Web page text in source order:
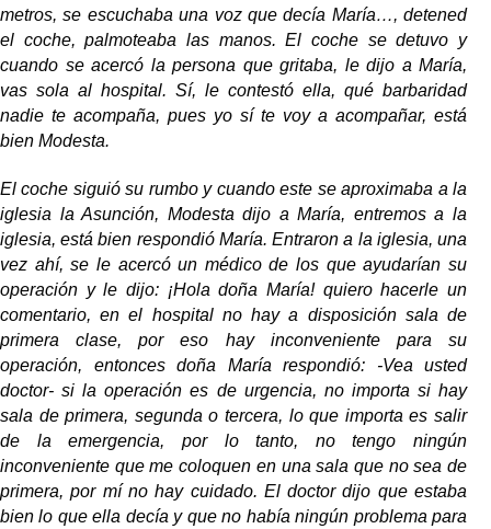
metros, se escuchaba una voz que decía María…, detened
el coche, palmoteaba las manos. El coche se detuvo y
cuando se acercó la persona que gritaba, le dijo a María,
vas sola al hospital. Sí, le contestó ella, qué barbaridad
nadie te acompaña, pues yo sí te voy a acompañar, está
bien Modesta.
El coche siguió su rumbo y cuando este se aproximaba a la
iglesia la Asunción, Modesta dijo a María, entremos a la
iglesia, está bien respondió María. Entraron a la iglesia, una
vez ahí, se le acercó un médico de los que ayudarían su
operación y le dijo: ¡Hola doña María! quiero hacerle un
comentario, en el hospital no hay a disposición sala de
primera clase, por eso hay inconveniente para su
operación, entonces doña María respondió: -Vea usted
doctor- si la operación es de urgencia, no importa si hay
sala de primera, segunda o tercera, lo que importa es salir
de la emergencia, por lo tanto, no tengo ningún
inconveniente que me coloquen en una sala que no sea de
primera, por mí no hay cuidado. El doctor dijo que estaba
bien lo que ella decía y que no había ningún problema para